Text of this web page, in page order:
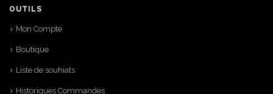
OUTILS
Mon Compte
Boutique
Liste de souhiats
Historiques Commandes